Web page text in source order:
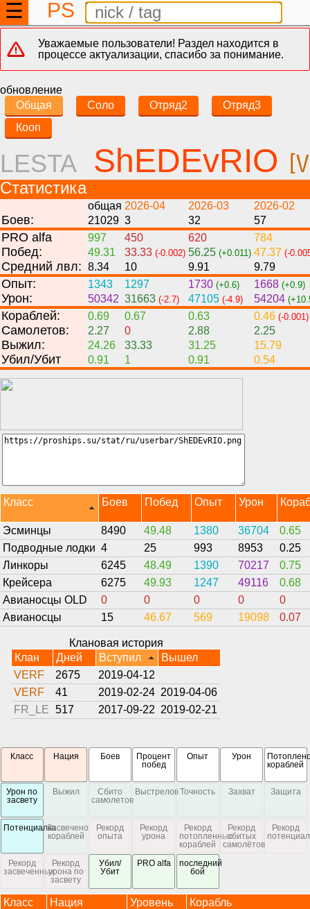
☰ PS
Уважаемые пользователи! Раздел находится в
процессе актуализации, спасибо за понимание.
обновление
Общая
Соло Отряд2
Отряд3
Кооп
LESTA ShEDEvRIO
Статистика
общая 2026-04 2026-03 2026-02
Боев: 21029 3 32 57
PRO alfa 997 450 620 784
Побед: 49.31 33.33 (-0.002) 56.25 (+0.011) 47.37 (-
Средний лвл: 8.34 10 9.91 9.79
Опыт: 1343 1297 1730 (+0.6) 1668 (+0.9)
Урон: 50342 31663 (-2.7) 47105 (-4.9) 54204
Кораблей: 0.69 0.67 0.63 0.46 (-0.001)
Самолетов: 2.27 0 2.88 2.25
Выжил: 24.26 33.33 31.25 15.79
Убил/Убит 0.91 1 0.91 0.54
Класс Боев Побед Опыт Урон
Эсминцы 8490 49.48 1380 36704
0.65
Подводные лодки 4 25 993 8953
0.25
Линкоры
6245 48.49 1390 70217
0.75
Крейсера
6275 49.93 1247 49116
0.68
Авианосцы OLD
0 0 0 0
0
Авианосцы
15 46.67 569 19098 0.07
Клановая история
Клан
Дней Вступил
Вышел
VERF
2675
2019-04-12
VERF
41 2019-02-24 2019-04-06
FR_LE 517 2017-09-22 2019-02-21
Класс Нация Боев
Процент
побед
Опыт Урон
кораблей
Урон по
засвету
Выжил
Сбито
самолетов
ВыстреловТочность Захват Защита
ПотенциалкаЗасвечено
кораблей
Рекорд
опыта
Рекорд
урона
Рекорд
потопленных
кораблей
Рекорд
сбитых
самолётов
Рекорд
Рекорд
засвеченных
Рекорд
урона по
засвету
Убил/
Убит
PRO alfa
последний
бой
Класс Нация Уровень Корабль